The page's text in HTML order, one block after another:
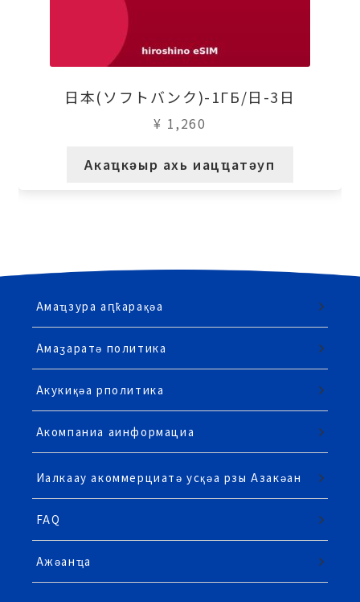
日本(ソフトバンク)-1ГБ/日-3日
¥ 1,260
Акаҵкәыр ахь иацҵатәуп
Амаҵзура аԥҟарақәа
Амаӡаратә политика
Акукиқәа рполитика
Акомпаниа аинформациа
Иалкаау акоммерциатә усқәа рзы Азакәан
FAQ
Ажәанҵа